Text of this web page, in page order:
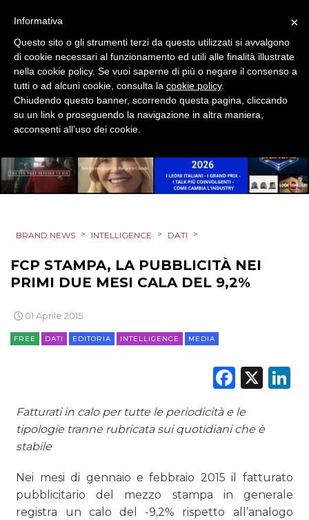
PROMOZIONI
PRODOTTI
PUNTI VENDITA
STRATEGIE
DIGITALE
RADIO / AUDIO
BRAND NEWS > INTELLIGENCE > DATI >
FCP STAMPA, LA PUBBLICITÀ NEI
PRIMI DUE MESI CALA DEL 9,2%
01 Aprile 2015
FREE DATI EDITORIA INTELLIGENCE MEDIA
X
Fatturati in calo per tutte le periodicità e le
tipologie tranne rubricata sui quotidiani che è
stabile
Nei mesi di gennaio e febbraio 2015 il fatturato
pubblicitario del mezzo stampa in generale
registra un calo del -9,2% rispetto all’analogo
×
Informativa
Questo sito o gli strumenti terzi da questo utilizzati si avvalgono
di cookie necessari al funzionamento ed utili alle finalità illustrate
nella cookie policy. Se vuoi saperne di più o negare il consenso a
tutti o ad alcuni cookie, consulta la cookie policy.
Chiudendo questo banner, scorrendo questa pagina, cliccando
su un link o proseguendo la navigazione in altra maniera,
acconsenti all’uso dei cookie.